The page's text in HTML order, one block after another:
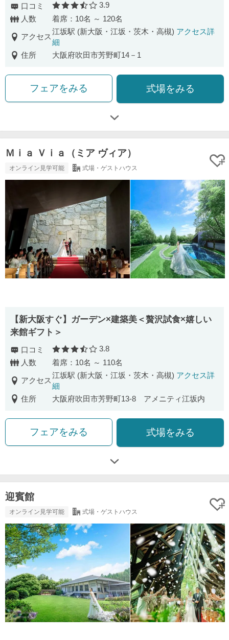
口コミ 口コミ評価
3.9
人数
着席：10名 ～ 120名
アクセス
江坂駅 (新大阪・江坂・茨木・高槻) アクセス詳
細
住所
大阪府吹田市芳野町14－1
フェアをみる 式場をみる
Ｍｉａ Ｖｉａ（ミア ヴィア）
オンライン見学可能 式場・ゲストハウス
【新大阪すぐ】ガーデン×建築美＜贅沢試食×嬉しい
来館ギフト＞
口コミ 口コミ評価
3.8
人数
着席：10名 ～ 110名
アクセス
江坂駅 (新大阪・江坂・茨木・高槻) アクセス詳
細
住所
大阪府吹田市芳野町13-8 アメニティ江坂内
フェアをみる 式場をみる
迎賓館
オンライン見学可能 式場・ゲストハウス